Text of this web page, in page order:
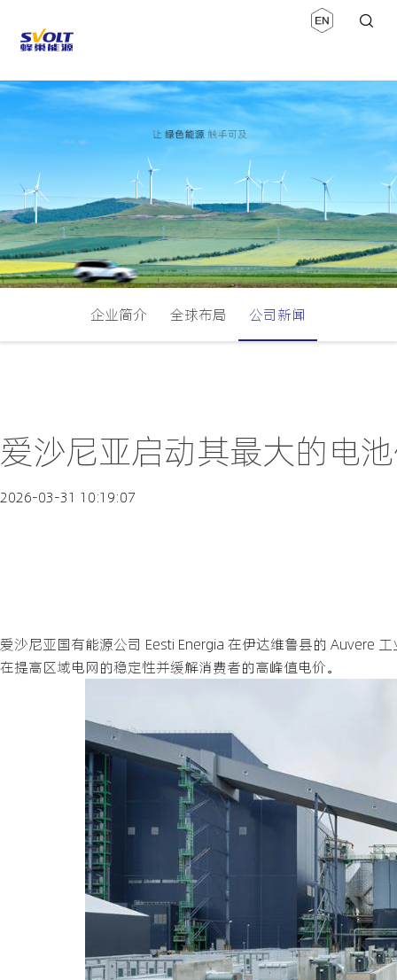
企业简介 全球布局 公司新闻
爱沙尼亚启动其最大的电
2026-03-31 10:19:07
爱沙尼亚国有能源公司 Eesti Energia 在伊达维鲁县的 Auvere
在提高区域电网的稳定性并缓解消费者的高峰值电价。